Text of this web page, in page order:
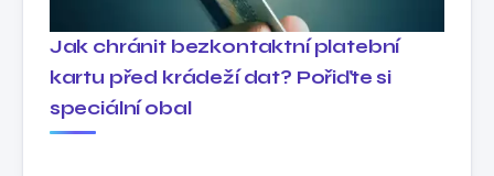
Jak chránit bezkontaktní platební
kartu před krádeží dat? Pořiďte si
speciální obal